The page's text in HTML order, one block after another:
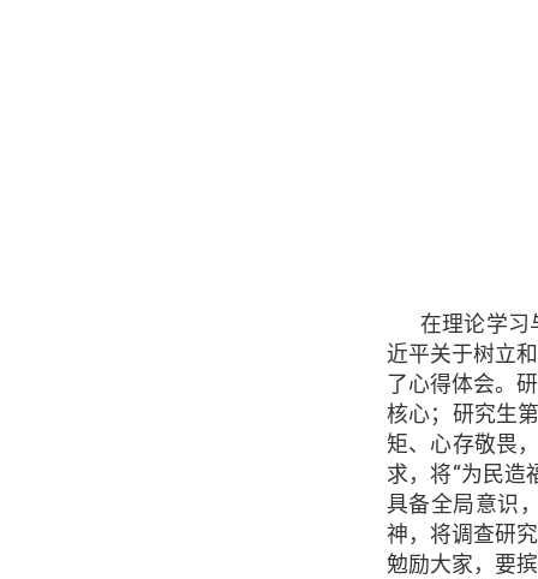
在理论学习
近平关于树立
了心得体会。
核心；研究生
矩、心存敬畏
求，将“为民造
具备全局意识
神，将调查研
勉励大家，要